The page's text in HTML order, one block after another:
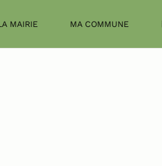
MAIRIE MA COMMUNE